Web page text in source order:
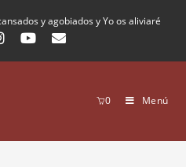
y agobiados y Yo os aliviaré
0 Menú